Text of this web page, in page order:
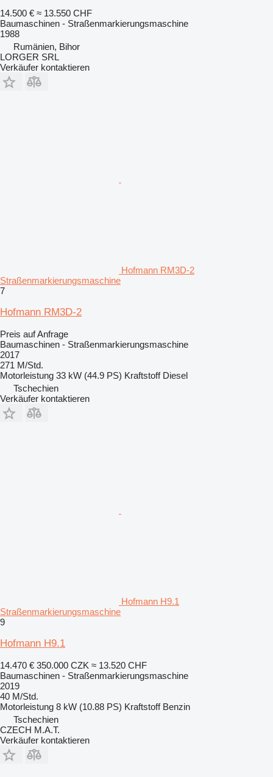
14.500 € ≈ 13.550 CHF
Baumaschinen - Straßenmarkierungsmaschine
1988
Rumänien, Bihor
LORGER SRL
Verkäufer kontaktieren
Hofmann RM3D-2
Straßenmarkierungsmaschine
7
Hofmann RM3D-2
Preis auf Anfrage
Baumaschinen - Straßenmarkierungsmaschine
2017
271 M/Std.
Motorleistung 33 kW (44.9 PS) Kraftstoff Diesel
Tschechien
Verkäufer kontaktieren
Hofmann H9.1
Straßenmarkierungsmaschine
9
Hofmann H9.1
14.470 € 350.000 CZK ≈ 13.520 CHF
Baumaschinen - Straßenmarkierungsmaschine
2019
40 M/Std.
Motorleistung 8 kW (10.88 PS) Kraftstoff Benzin
Tschechien
CZECH M.A.T.
Verkäufer kontaktieren